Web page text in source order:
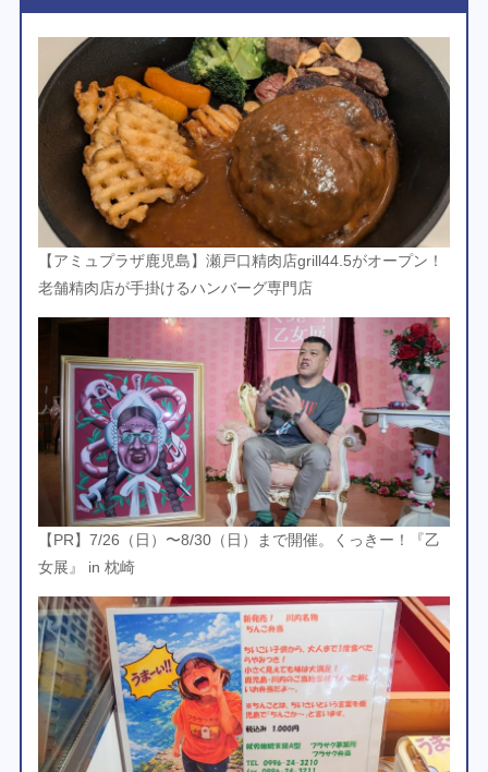
【アミュプラザ鹿児島】瀬戸口精肉店grill44.5がオープン！
老舗精肉店が手掛けるハンバーグ専門店
【PR】7/26（日）〜8/30（日）まで開催。くっきー！『乙
女展』 in 枕崎